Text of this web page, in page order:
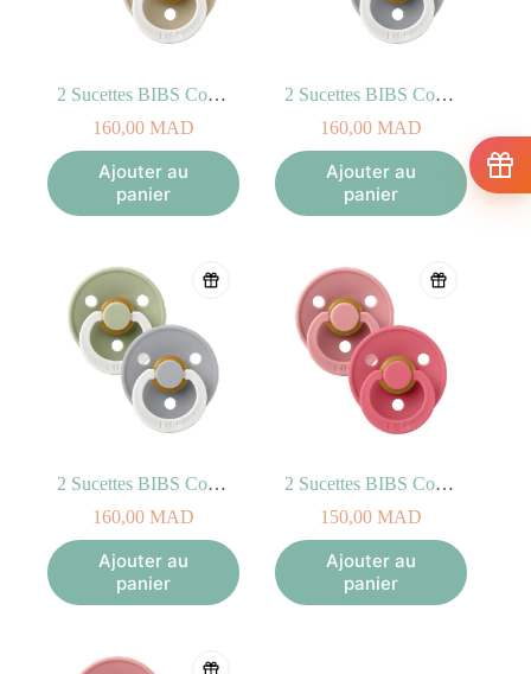
2 Sucettes BIBS Colour Symetric Blush/Vanilla – GLOW (6-18mois)
160,00 MAD
Ajouter au
panier
2 Sucettes BIBS Colour Symetric Sage/Cloud – GLOW (0-6mois)
160,00 MAD
Ajouter au
panier
2 Sucettes BIBS Colour Symetric Sage/Cloud – GLOW (6-18mois)
160,00 MAD
Ajouter au
panier
2 Sucettes BIBS Colour Symetric Dusty Pink / Coral (0-6mois)
150,00 MAD
Ajouter au
panier